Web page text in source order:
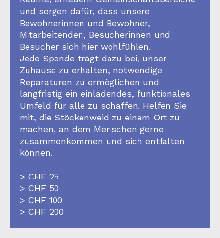
und sorgen dafür, dass unsere
Bewohnerinnen und Bewohner,
Mitarbeitenden, Besucherinnen und
Besucher sich hier wohlfühlen.
Jede Spende trägt dazu bei, unser
Zuhause zu erhalten, notwendige
Reparaturen zu ermöglichen und
langfristig ein einladendes, funktionales
Umfeld für alle zu schaffen. Helfen Sie
mit, die Stöckenweid zu einem Ort zu
machen, an dem Menschen gerne
zusammenkommen und sich entfalten
können.
> CHF 25
> CHF 50
> CHF 100
> CHF 200